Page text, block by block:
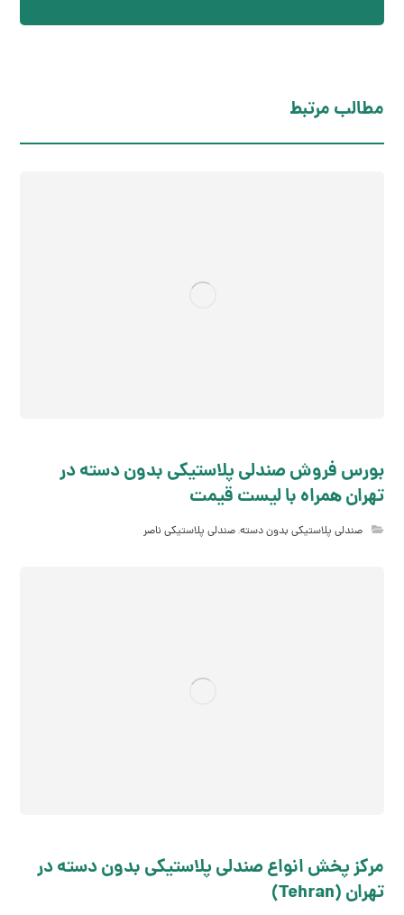
مطالب مرتبط
بورس فروش صندلی پلاستیکی بدون دسته در
تهران همراه با لیست قیمت
صندلی پلاستیکی بدون دسته,صندلی پلاستیکی ناصر
مرکز پخش انواع صندلی پلاستیکی بدون دسته در
تهران (Tehran)